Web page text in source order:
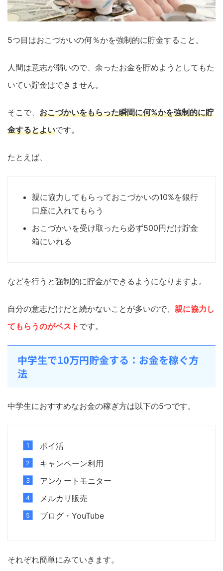
5つ目はおこづかいの何％かを強制的に貯金すること。
人間は意志が弱いので、余ったお金を貯めようとしてもた
いてい貯金はできません。
そこで、 おこづかいをもらった瞬間に何%かを強制的に貯
金するとよいです。
たとえば、
親に協力してもらっておこづかいの10%を銀行
口座に入れてもらう
おこづかいを受け取ったら必ず500円だけ貯金
箱にいれる
などを行うと強制的に貯金ができるようになりますよ。
自分の意志だけだと続かないことが多いので、 親に協力し
てもらうのがベスト です。
中学生で10万円貯金する：お金を稼ぐ方
法
中学生におすすめなお金の稼ぎ方は以下の5つです。
ポイ活
キャンペーン利用
アンケートモニター
メルカリ販売
ブログ・YouTube
それぞれ簡単にみていきます。